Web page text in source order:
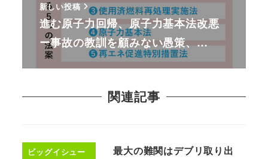
新しい投稿
進む原子力回帰、原子力基本法改悪
ー事故の教訓を顧みない愚策、…
関連記事
ビッグイシュー
最大の難関はデブリ取り出